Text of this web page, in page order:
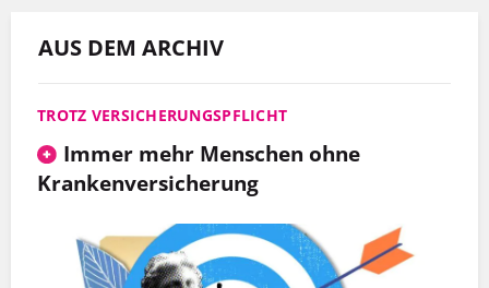
AUS DEM ARCHIV
TROTZ VERSICHERUNGSPFLICHT
Immer mehr Menschen ohne
Krankenversicherung